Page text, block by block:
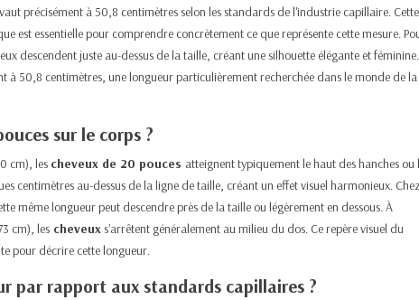
précisément à 50,8 centimètres selon les standards de l'industrie capillaire. Cette
est essentielle pour comprendre concrètement ce que représente cette mesure.
descendent juste au-dessus de la taille, créant une silhouette élégante et féminine.
à 50,8 centimètres, une longueur particulièrement recherchée dans le monde de la
sur le corps ?
cm), les cheveux de 20 pouces atteignent typiquement le haut des hanches ou
centimètres au-dessus de la ligne de taille, créant un effet visuel harmonieux. Chez
même longueur peut descendre près de la taille ou légèrement en dessous. À
cm), les cheveux s'arrêtent généralement au milieu du dos. Ce repère visuel du
pour décrire cette longueur.​
par rapport aux standards capillaires ?